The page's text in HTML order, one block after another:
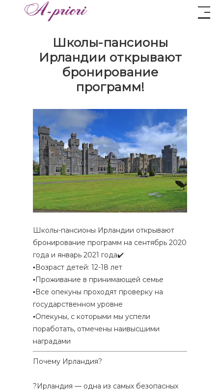
Школы-пансионы
Ирландии открывают
бронирование
программ!
Школы-пансионы Ирландии открывают
бронирование программ на сентябрь 2020
года и январь 2021 года✔️
▪️Возраст детей: 12-18 лет
▪️Проживание в принимающей семье
▪️Все опекуны проходят проверку на
государственном уровне
▪️Опекуны, с которыми мы успели
поработать, отмечены наивысшими
наградами
Почему Ирландия?
?Ирландия — одна из самых безопасных